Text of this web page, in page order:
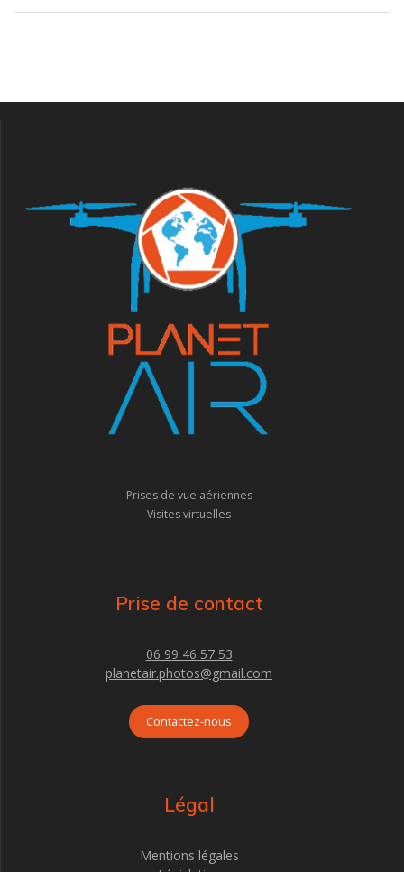
Prises de vue aériennes
Visites virtuelles
Prise de contact
06 99 46 57 53
planetair.photos@gmail.com
Contactez-nous
Légal
Mentions légales